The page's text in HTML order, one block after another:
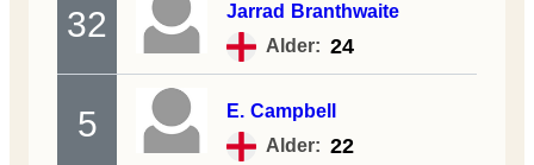
32 Jarrad
Branthwaite
Alder: 24
5 E. Campbell
Alder: 22